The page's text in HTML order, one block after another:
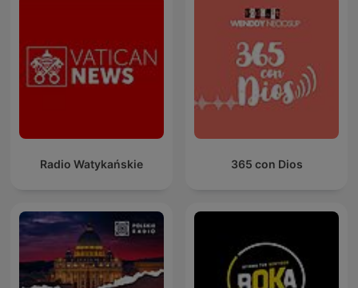
Radio Watykańskie 365 con Dios